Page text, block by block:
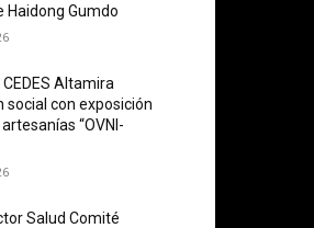
Haidong Gumdo
Altamira
social con exposición
“OVNI-
Salud Comité